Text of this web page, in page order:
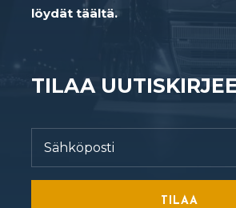
löydät täältä.
TILAA
TILAA